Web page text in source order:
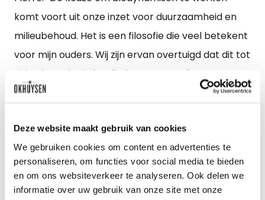
Deze website maakt gebruik van cookies
We gebruiken cookies om content en advertenties te
personaliseren, om functies voor social media te bieden
en om ons websiteverkeer te analyseren. Ook delen we
informatie over uw gebruik van onze site met onze
komt voort uit onze inzet voor duurzaamheid en
milieubehoud. Het is een filosofie die veel betekent
voor mijn ouders. Wij zijn ervan overtuigd dat dit tot
uiting komt in de kwaliteit van onze wijnen. We
willen wijn maken die we zelf graag drinken, met
vraag of daar wellicht de sleutel van hun succes
ligt – de wijnen worden door de internationale pers
steevast hoog gewaardeerd – vertelt Elie: “Dat
denk ik wel, en uiteraard het streven om altijd het